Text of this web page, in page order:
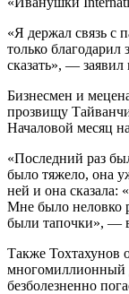
«Я держал связь с
только
сказать», — заявил
Бизнесмен и
прозвищу
Началовой месяц
«Последний раз
было тяжело, она
ней и она
Мне было неловко
были тапочки», —
Также Тохтахунов
многомиллионный
безболезненно